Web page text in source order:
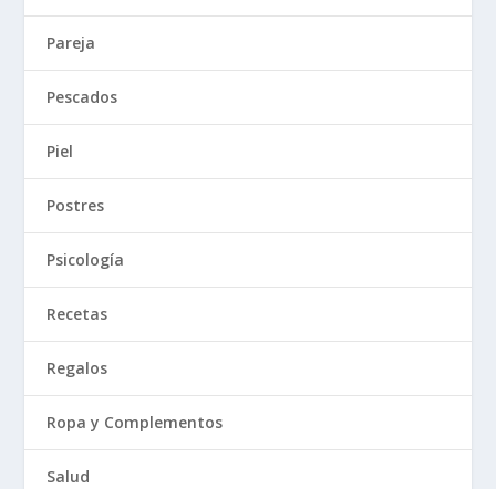
Pareja
Pescados
Piel
Postres
Psicología
Recetas
Regalos
Ropa y Complementos
Salud